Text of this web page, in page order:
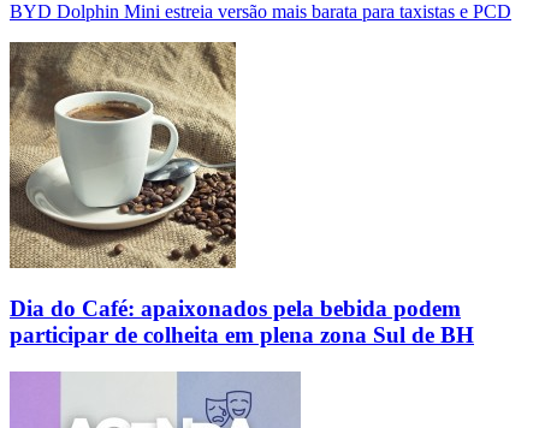
BYD Dolphin Mini estreia versão mais barata para taxistas e PCD
Dia do Café: apaixonados pela bebida podem
participar de colheita em plena zona Sul de BH